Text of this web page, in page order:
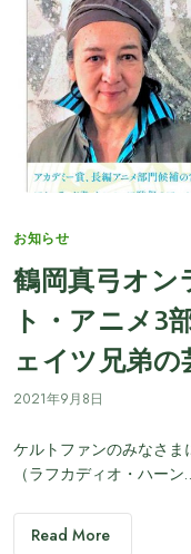
Categories
お知らせ
鶴岡真弓オン
ト・アニメ3
ェイツ兄弟の
2021年9月8日
ケルトファンのみなさ
（ラフカディオ・ハーン
Read More